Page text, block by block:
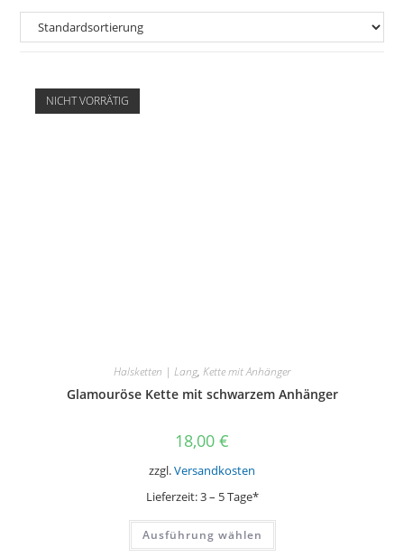
NICHT VORRÄTIG
Halsketten | Lang, Kette mit Anhänger
Glamouröse Kette mit schwarzem Anhänger
18,00 €
zzgl.Versandkosten
Lieferzeit:3 – 5 Tage*
Ausführung wählen
Dieses
weist